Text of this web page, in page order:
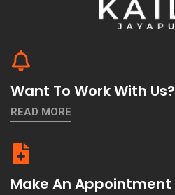
Want To Work With Us?
READ MORE
Make An Appointment